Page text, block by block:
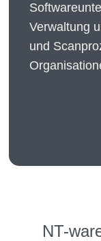
Verwaltung
und
NT-